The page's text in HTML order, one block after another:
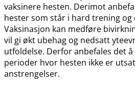
vaksinere hesten. Derimot
hester som står i hard trening
Vaksinasjon kan medføre
vil gi økt ubehag og nedsatt
utfoldelse. Derfor anbefales det
perioder hvor hesten ikke er
anstrengelser.